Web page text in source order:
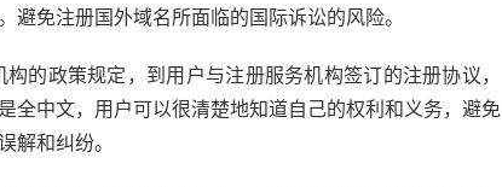
免注册国外域名所面临的国际诉讼的风险。
的政策规定，到用户与注册服务机构签订的注册协议，
全中文，用户可以很清楚地知道自己的权利和义务，避免
解和纠纷。